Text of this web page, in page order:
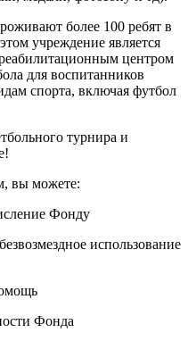
более 100 ребят в
учреждение является
центром
для воспитанников
спорта, включая футбол
турнира и
вы можете:
Фонду
использование
Фонда